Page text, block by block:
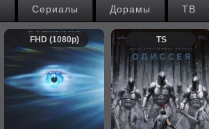
ТВ
Дорамы
Сериалы
FHD (1080p) TS